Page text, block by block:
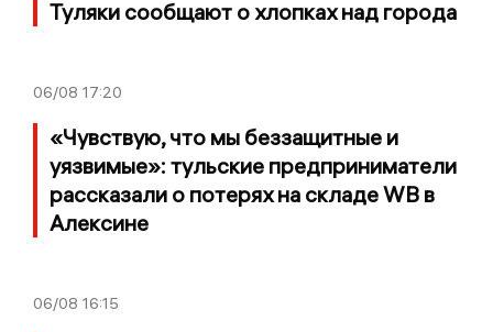
Туляки сообщают о хлопках над города
06/08 17:20
«Чувствую, что мы беззащитные и
уязвимые»: тульские предприниматели
рассказали о потерях на складе WB в
Алексине
06/08 16:15